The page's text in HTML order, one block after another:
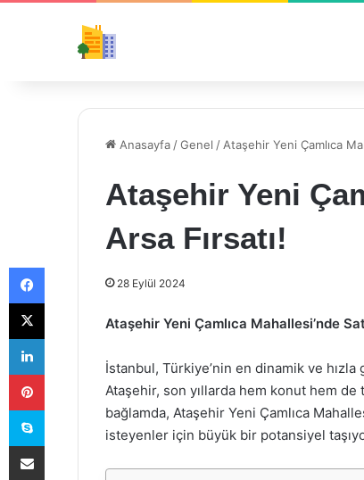
Anasayfa /Genel / Ataşehir Yeni Çamlıca
Ataşehir Yeni
Arsa Fırsatı!
28 Eylül 2024
Ataşehir Yeni Çamlıca Mahallesi’nde
İstanbul, Türkiye’nin en dinamik ve
Ataşehir, son yıllarda hem konut hem
bağlamda, Ataşehir Yeni Çamlıca
isteyenler için büyük bir potansiyel
Facebook
X
LinkedIn
Pinterest
Skype
E-Posta ile paylaş